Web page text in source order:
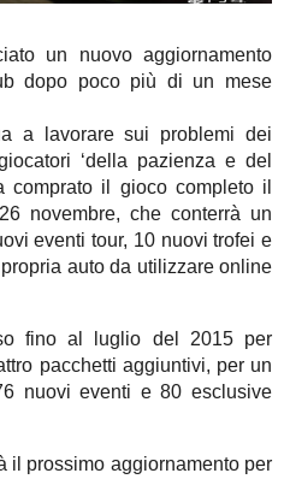
un nuovo aggiornamento
dopo poco più di un mese
a lavorare sui problemi dei
‘della pazienza e del
comprato il gioco completo il
novembre, che conterrà un
eventi tour, 10 nuovi trofei e
auto da utilizzare online
fino al luglio del 2015 per
pacchetti aggiuntivi, per un
nuovi eventi e 80 esclusive
il prossimo aggiornamento per